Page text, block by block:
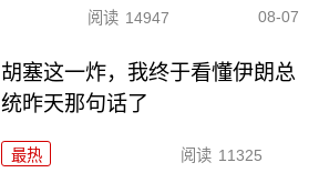
阅读 14947 08-07
胡塞这一炸，我终于看懂伊朗总
统昨天那句话了
最热 阅读 11325